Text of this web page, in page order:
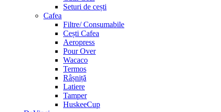
Seturi de cești
Cafea
Filtre/ Consumabile
Cești Cafea
Aeropress
Pour Over
Wacaco
Termos
Râșniță
Latiere
Tamper
HuskeeCup